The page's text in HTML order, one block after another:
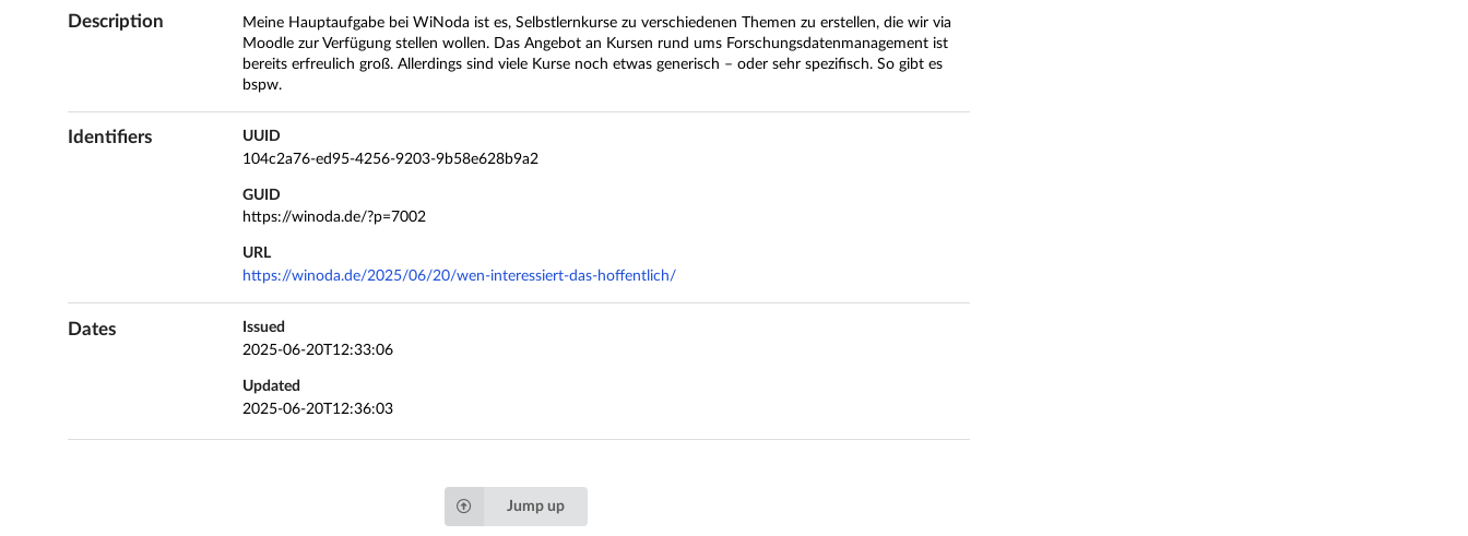
Description
Meine Hauptaufgabe bei WiNoda ist es, Selbstlernkurse zu verschiedenen Themen zu erstellen, die wir via
Moodle zur Verfügung stellen wollen. Das Angebot an Kursen rund ums Forschungsdatenmanagement ist
bereits erfreulich groß. Allerdings sind viele Kurse noch etwas generisch – oder sehr spezifisch. So gibt es
bspw.
Identifiers
UUID
104c2a76-ed95-4256-9203-9b58e628b9a2
GUID
https://winoda.de/?p=7002
URL
https://winoda.de/2025/06/20/wen-interessiert-das-hoffentlich/
Dates
Issued
2025-06-20T12:33:06
Updated
2025-06-20T12:36:03
Jump up